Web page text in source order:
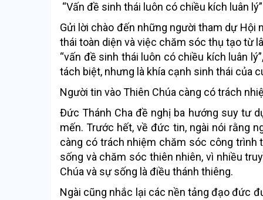
“Vấn đề sinh thái luôn có chiều kích luân lý”
Gửi lời chào đến những người tham dự Hội
thái toàn diện và việc chăm sóc thụ tạo từ
“vấn đề sinh thái luôn có chiều kích luân
tách biệt, nhưng là khía cạnh sinh thái của
Người tin vào Thiên Chúa càng có trách
Đức Thánh Cha đề nghị ba hướng suy tư
mến. Trước hết, về đức tin, ngài nói rằng
càng có trách nhiệm chăm sóc công
sống và chăm sóc thiên nhiên, vì nhiều
Chúa và sự sống là điều thánh thiêng.
Ngài cũng nhắc lại các nền tảng đạo đức